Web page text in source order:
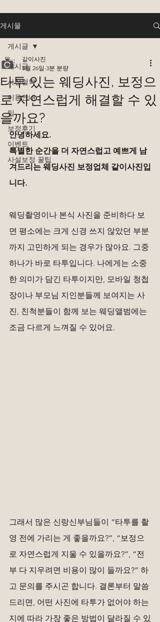
게시물
게시글
사진철학
이용안내
팁
보정후기
이벤트
사설보정 꿀팁
게시글
타투 있는 웨딩사진, 보정으
로 자연스럽게 해결할 수 있
을까요?
같이사진
5월 26일 3분 분량
안녕하세요.
특별한 순간을 더 자연스럽고 예쁘게 남
겨드리는 웨딩사진 보정업체 같이사진입
니다.
웨딩촬영이나 본식 사진을 준비하다 보
면 평소에는 크게 신경 쓰지 않았던 부분
까지 고민하게 되는 경우가 많아요. 그중
하나가 바로 타투입니다. 나에게는 소중
한 의미가 담긴 타투이지만, 모바일 청첩
장이나 부모님 지인분들께 보여지는 사
진, 친척분들이 함께 보는 웨딩앨범에는
조금 다르게 느껴질 수 있어요.
그래서 많은 신랑신부님들이 “타투를 촬
영 전에 가리는 게 좋을까요?”, “보정으
로 자연스럽게 지울 수 있을까요?”, “전
부 다 지우려면 비용이 많이 들까요?” 하
고 문의를 주시곤 합니다. 결론부터 말씀
드리면, 어떤 사진에 타투가 없어야 하는
지에 따라 가장 좋은 방법이 달라질 수 있